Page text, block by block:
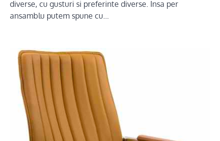
diverse, cu gusturi si preferinte diverse. Insa per
ansamblu putem spune cu…